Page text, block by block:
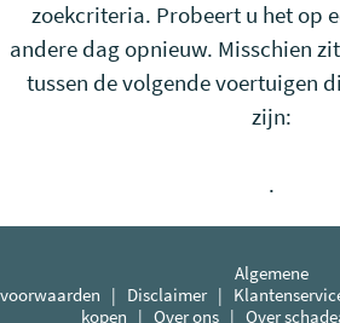
zoekcriteria. Probeert u het op
andere dag opnieuw. Misschien
tussen de volgende voertuigen
zijn:
.
Algemene
voorwaarden | Disclaimer|
kopen | Over ons | Over